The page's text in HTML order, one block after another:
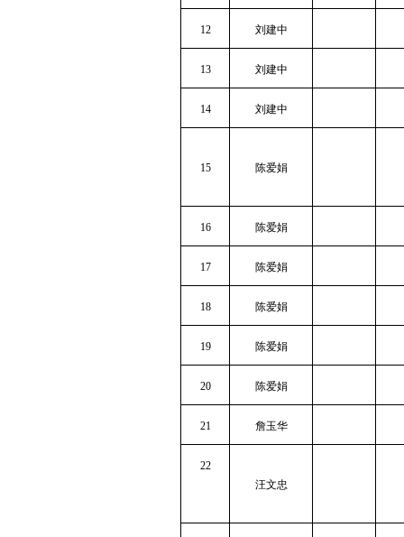
12 刘建中
13 刘建中
14 刘建中
15 陈爱娟
16 陈爱娟
17 陈爱娟
18 陈爱娟
19 陈爱娟
20 陈爱娟
21 詹玉华
22
汪文忠